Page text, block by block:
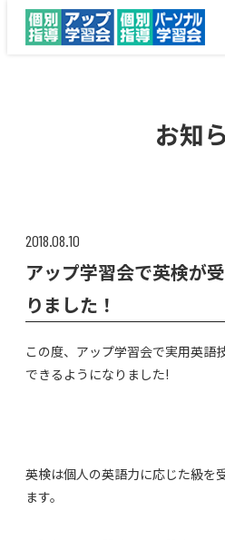
お知
2018.08.10
アップ学習会で英検が
りました！
この度、アップ学習会で実用英語
できるようになりました!
英検は個人の英語力に応じた級を
ます。